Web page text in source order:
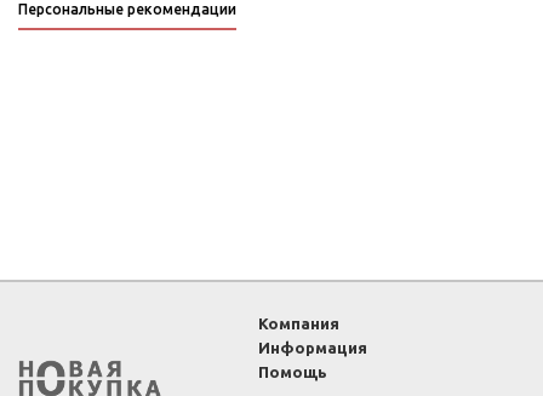
Персональные рекомендации
Компания
Информация
Помощь